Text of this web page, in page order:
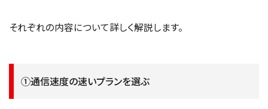
それぞれの内容について詳しく解説します。
①通信速度の速いプランを選ぶ